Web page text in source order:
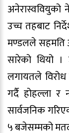
अनेरास्ववियुको
उच्च तहबाट
मण्डलले सहमति
सारेको थियो ।
लगायतले विरोध
गर्दै होहल्ला र
सार्वजनिक
५ बजेसम्मको